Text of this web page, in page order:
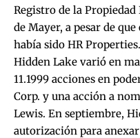
Registro de la
de Mayer, a pesar de
había sido HR Properties.
Hidden Lake varió en
11.1999 acciones en
Corp. y una acción a
Lewis. En septiembre,
autorización para